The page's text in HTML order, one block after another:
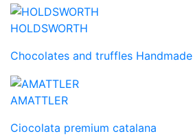
HOLDSWORTH
Chocolates and truffles Handmade
AMATTLER
Ciocolata premium catalana